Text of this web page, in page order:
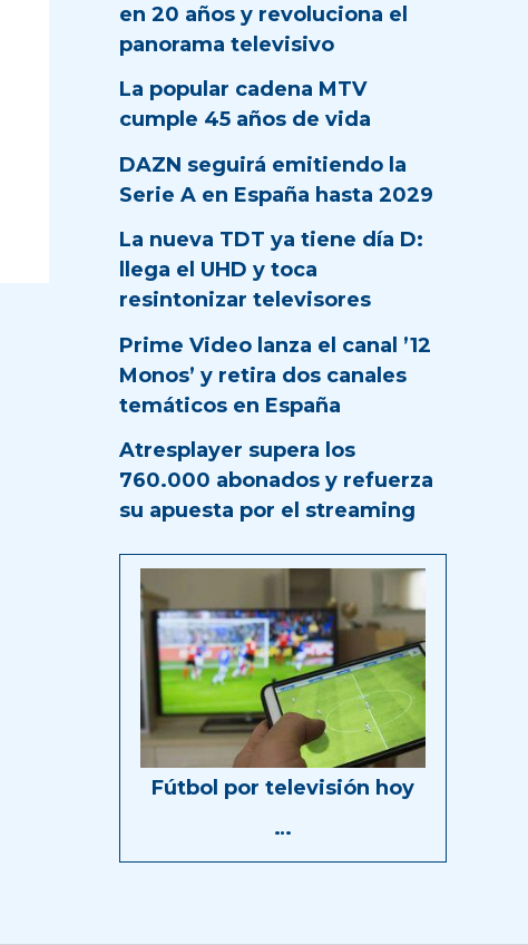
en 20 años y revoluciona el
panorama televisivo
La popular cadena MTV
cumple 45 años de vida
DAZN seguirá emitiendo la
Serie A en España hasta 2029
La nueva TDT ya tiene día D:
llega el UHD y toca
resintonizar televisores
Prime Video lanza el canal ’12
Monos’ y retira dos canales
temáticos en España
Atresplayer supera los
760.000 abonados y refuerza
su apuesta por el streaming
Fútbol por televisión hoy
…